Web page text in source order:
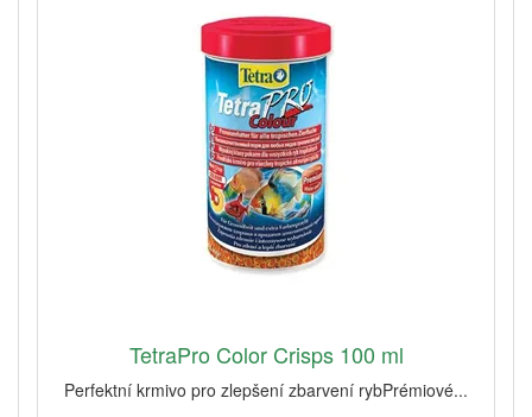
TetraPro Color Crisps 100 ml
Perfektní krmivo pro zlepšení zbarvení rybPrémiové...